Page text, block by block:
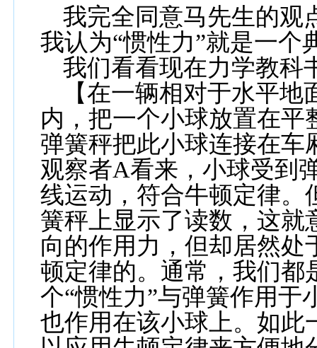
我完全同意马先生的观
我认为“惯性力”就是一个
我们看看现在力学教科
【在一辆相对于水平地
内，把一个小球放置在
弹簧秤把此小球连接在车
观察者A看来，小球受到
线运动，符合牛顿定律。
簧秤上显示了读数，这就
向的作用力，但却居然处
顿定律的。通常，我们都
个“惯性力”与弹簧作用于
也作用在该小球上。如此